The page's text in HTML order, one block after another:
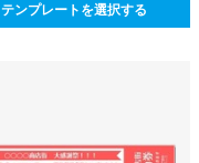
テンプレートを選択する